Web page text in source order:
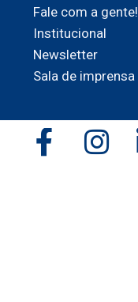
Fale com a gente!
Institucional
Newsletter
Sala de imprensa